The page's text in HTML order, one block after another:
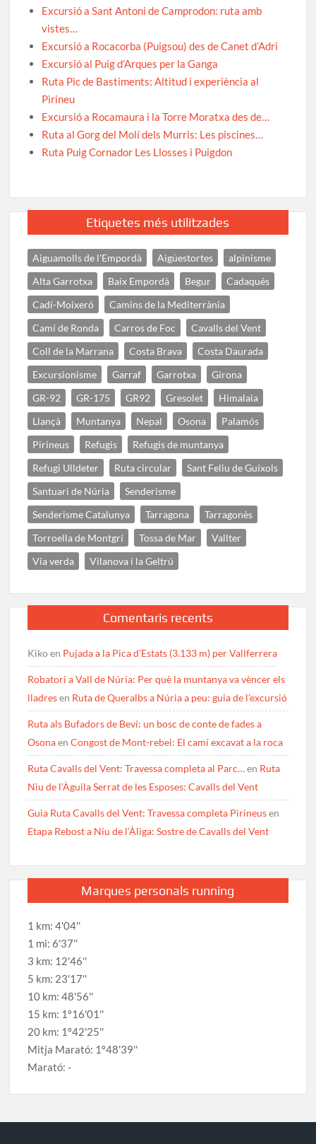
Excursió a Sant Antoni de Camprodon: ruta amb
vistes…
Excursió a Rocacorba (Puigsou) des de Canet d’Adri
Excursió al Puig d’Arques per la Ganga
Ruta Pic de Bastiments: Altitud i experiència al
Pirineu
Excursió a Rocamaura i la Torre Moratxa des de…
Ruta al Gorg del Molí dels Murris: Les piscines…
Ruta Puig Cornador Les Llosses i Puigdon
Etiquetes més utilitzades
Aiguamolls de l'Empordà Aigüestortes
alpinisme
Alta Garrotxa
Baix Empordà Begur
Cadaqués
Cadí-Moixeró
Camins de la Mediterrània
Camí de Ronda
Carros de Foc
Cavalls del Vent
Coll de la Marrana
Costa Brava
Costa Daurada
Excursionisme
Garraf Garrotxa
Girona
GR-92
GR-175 GR92 Gresolet
Himalaia
Llançà
Muntanya Nepal Osona
Palamós
Pirineus
Refugis
Refugis de muntanya
Refugi Ulldeter
Ruta circular
Sant Feliu de Guíxols
Santuari de Núria
Senderisme
Senderisme Catalunya
Tarragona
Tarragonès
Torroella de Montgrí
Tossa de Mar
Vallter
Via verda
Vilanova i la Geltrú
Comentaris recents
Kikoen Pujada a la Pica d’Estats (3.133 m) per Vallferrera
Robatori a Vall de Núria: Per què la muntanya va vèncer els
lladresen Ruta de Queralbs a Núria a peu: guia de l’excursió
Ruta als Bufadors de Beví: un bosc de conte de fades a
OsonaenCongost de Mont-rebei: El camí excavat a la roca
Ruta Cavalls del Vent: Travessa completa al Parc…en Ruta
Niu de l’Àguila Serrat de les Esposes: Cavalls del Vent
Guia Ruta Cavalls del Vent: Travessa completa Pirineusen
Etapa Rebost a Niu de l’Àliga: Sostre de Cavalls del Vent
Marques personals running
1 km: 4'04''
1 mi: 6'37''
3 km: 12'46''
5 km: 23'17''
10 km: 48'56''
15 km: 1º16'01''
20 km: 1º42'25''
Mitja Marató: 1º48'39''
Marató: -